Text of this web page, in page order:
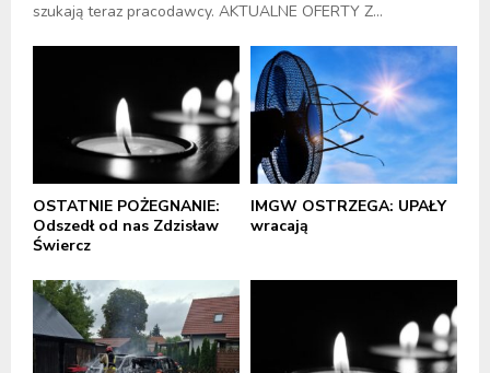
szukają teraz pracodawcy. AKTUALNE OFERTY Z...
OSTATNIE POŻEGNANIE:
Odszedł od nas Zdzisław
Świercz
IMGW OSTRZEGA: UPAŁY
wracają